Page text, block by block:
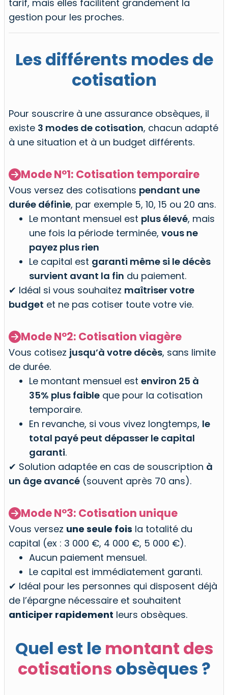
tarif, mais elles facilitent grandement la
gestion pour les proches.
Les différents modes de
cotisation
Pour souscrire à une assurance obsèques, il
existe 3 modes de cotisation, chacun adapté
à une situation et à un budget différents.
 Mode N°1: Cotisation temporaire
Vous versez des cotisations pendant une
durée définie, par exemple 5, 10, 15 ou 20 ans.
Le montant mensuel est plus élevé, mais
une fois la période terminée, vous ne
payez plus rien
Le capital est garanti même si le décès
survient avant la fin du paiement.
✔ Idéal si vous souhaitez maîtriser votre
budget et ne pas cotiser toute votre vie.
 Mode N°2: Cotisation viagère
Vous cotisez jusqu’à votre décès, sans limite
de durée.
Le montant mensuel est environ 25 à
35% plus faible que pour la cotisation
temporaire.
En revanche, si vous vivez longtemps, le
total payé peut dépasser le capital
garanti.
✔ Solution adaptée en cas de souscription à
un âge avancé (souvent après 70 ans).
 Mode N°3: Cotisation unique
Vous versez une seule fois la totalité du
capital (ex : 3 000 €, 4 000 €, 5 000 €).
Aucun paiement mensuel.
Le capital est immédiatement garanti.
✔ Idéal pour les personnes qui disposent déjà
de l’épargne nécessaire et souhaitent
anticiper rapidement leurs obsèques.
Quel est le montant des
cotisations obsèques ?